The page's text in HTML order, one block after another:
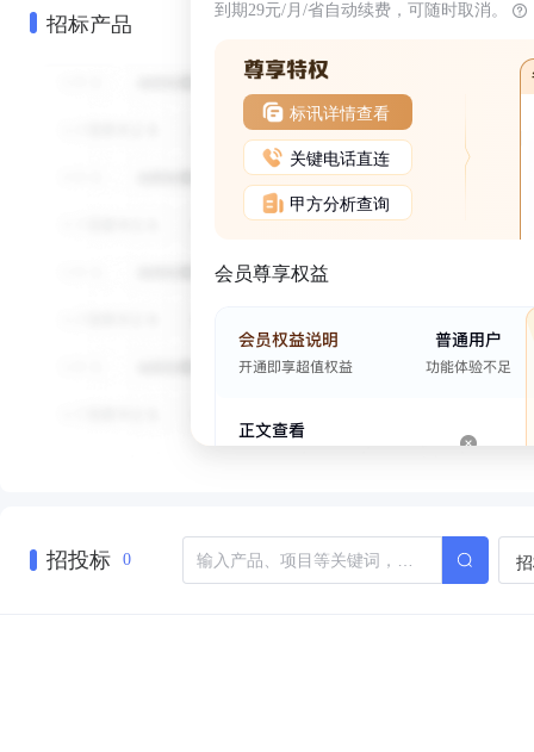
招标产品 到期29元/月/省自动续费，可随时取消。
标讯详情查看
关键电话直连
甲方分析查询
会员尊享权益
招投标 0